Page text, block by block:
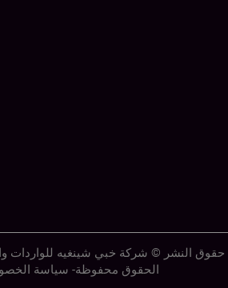
حقوق النشر © شركة خبي شينغيه للواردات
الحقوق محفوظة- سياسة